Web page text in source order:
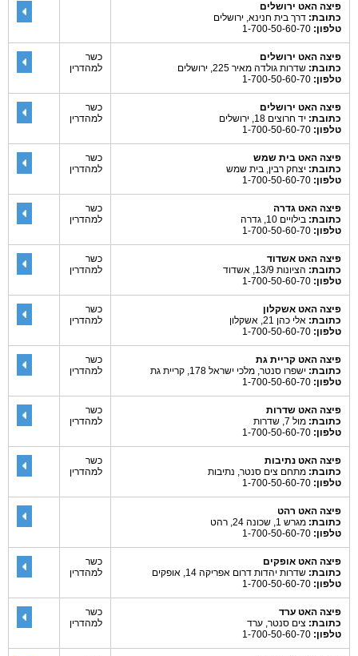
פיצה האט ירושלים
כתובת: דרך בית חנינא, ירושלים
טלפון:
פיצה האט ירושלים
כתובת: שדרות גולדה מאיר 225, ירושלים
טלפון:
כשר
למהדרין
פיצה האט ירושלים
כתובת: יד חרוצים 18, ירושלים
טלפון:
כשר
למהדרין
פיצה האט בית שמש
כתובת: יצחק רבין, בית שמש
טלפון:
כשר
למהדרין
פיצה האט גדרה
כתובת: בילויים 10, גדרה
טלפון:
כשר
למהדרין
פיצה האט אשדוד
כתובת: הציונות 13/9, אשדוד
טלפון:
כשר
למהדרין
פיצה האט אשקלון
כתובת: אלי כהן 21, אשקלון
טלפון:
כשר
למהדרין
פיצה האט קריית גת
כתובת: ישפרו סנטר, מלכי ישראל 178, קריית גת
טלפון:
כשר
למהדרין
פיצה האט שדרות
כתובת: מול 7, שדרות
טלפון:
כשר
למהדרין
פיצה האט נתיבות
כתובת: מתחם צים סנטר, נתיבות
טלפון:
כשר
למהדרין
פיצה האט רהט
כתובת: מגרש 1, שכונה 24, רהט
טלפון:
פיצה האט אופקים
כתובת: שדרות יהדות דרום אפריקה 14, אופקים
טלפון:
כשר
למהדרין
פיצה האט ערד
כתובת: צים סנטר, ערד
טלפון:
כשר
למהדרין